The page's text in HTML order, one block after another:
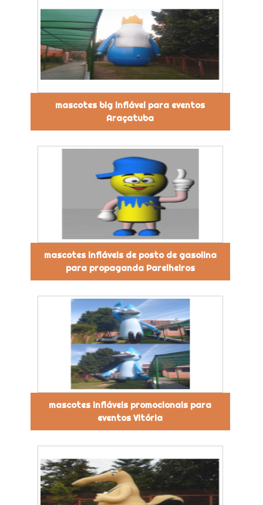
mascotes big inflável para eventos
Araçatuba
mascotes infláveis de posto de gasolina
para propaganda Parelheiros
mascotes infláveis promocionais para
eventos Vitória